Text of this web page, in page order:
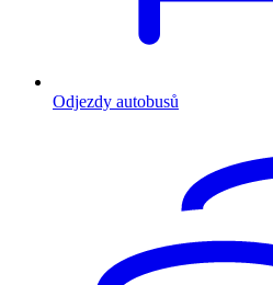
Odjezdy autobusů